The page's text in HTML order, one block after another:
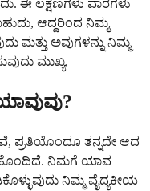
ಈ ಲಕ್ಷಣಗಳು ವಾರಗಳು
ಆದ್ದರಿಂದ ನಿಮ್ಮ
ಮತ್ತು ಅವುಗಳನ್ನು ನಿಮ್ಮ
ಮುಖ್ಯ.
ಪ್ರತಿಯೊಂದೂ ತನ್ನದೇ ಆದ
ಹೊಂದಿದೆ. ನಿಮಗೆ ಯಾವ
ನಿಮ್ಮ ವೈದ್ಯಕೀಯ